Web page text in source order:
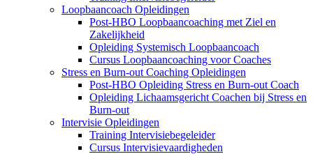
Loopbaancoach Opleidingen
Post-HBO Loopbaancoaching met Ziel en
Zakelijkheid
Opleiding Systemisch Loopbaancoach
Cursus Loopbaancoaching voor Coaches
Stress en Burn-out Coaching Opleidingen
Post-HBO Opleiding Stress en Burn-out Coach
Opleiding Lichaamsgericht Coachen bij Stress en
Burn-out
Intervisie Opleidingen
Training Intervisiebegeleider
Cursus Intervisievaardigheden